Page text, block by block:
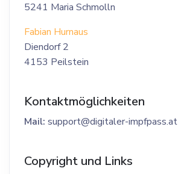
5241 Maria Schmolln
Fabian Hurnaus
Diendorf 2
4153 Peilstein
Kontaktmöglichkeiten
Mail: support@digitaler-impfpass.at
Copyright und Links